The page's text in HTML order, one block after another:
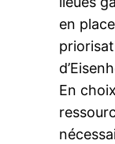
en
En